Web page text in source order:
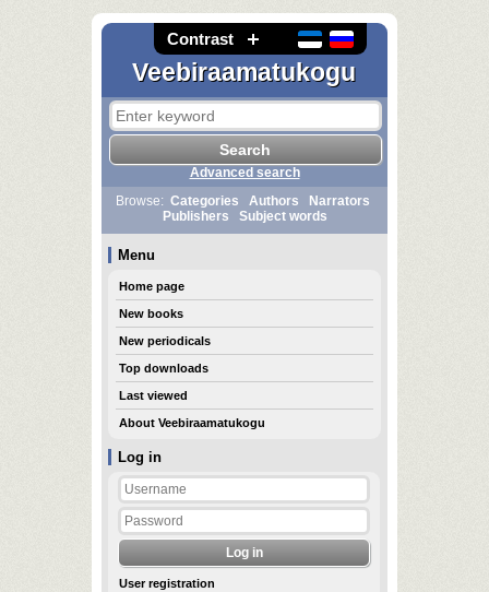
Contrast
Veebiraamatukogu
Log in
User registration
Advanced search
Browse: Categories Authors
Narrators
Publishers
Subject words
Menu
Home page
New books
New periodicals
Top downloads
Last viewed
About Veebiraamatukogu